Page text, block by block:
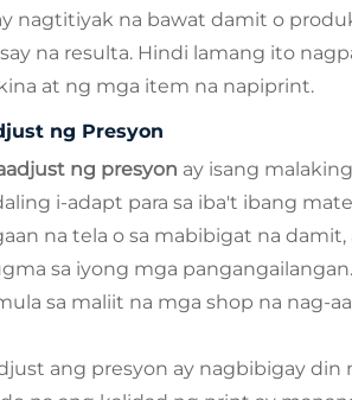
nagtitiyak na bawat damit o
na resulta. Hindi lamang ito
at ng mga item na napiprint.
ng Presyon
ng presyon ay isang
i-adapt para sa iba't ibang
na tela o sa mabibigat na
sa iyong mga
sa maliit na mga shop na nag-
ang presyon ay nagbibigay